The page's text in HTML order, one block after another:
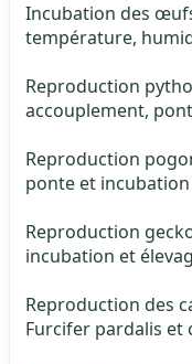
Incubation des
température,
Reproduction
accouplement,
Reproduction
ponte et incubation
Reproduction
incubation et
Reproduction des
Furcifer pardalis et